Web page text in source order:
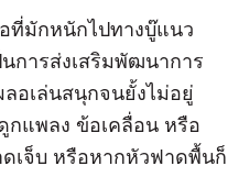
มักหนักไปทางบู๊แนว
การส่งเสริมพัฒนาการ
อเล่นสนุกจนยั้งไม่อยู่
กแพลง ข้อเคลื่อน หรือ
เจ็บ หรือหากหัวฟาดพื้นก็